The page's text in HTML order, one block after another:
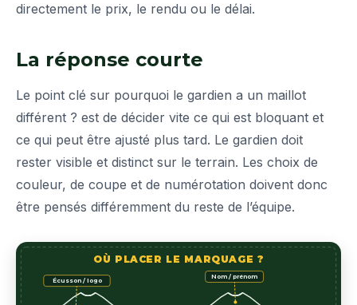
directement le prix, le rendu ou le délai.
La réponse courte
Le point clé sur pourquoi le gardien a un maillot
différent ? est de décider vite ce qui est bloquant et
ce qui peut être ajusté plus tard. Le gardien doit
rester visible et distinct sur le terrain. Les choix de
couleur, de coupe et de numérotation doivent donc
être pensés différemment du reste de l’équipe.
OÙ PLACER LE MARQUAGE ?
Écusson / logo
Nom / prénom